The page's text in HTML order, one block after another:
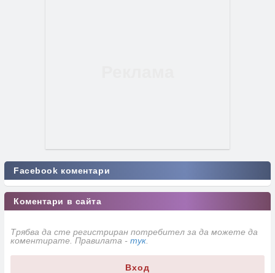
Facebook коментари
Коментари в сайта
Трябва да сте регистриран потребител за да можете да
коментирате. Правилата - тук
Вход